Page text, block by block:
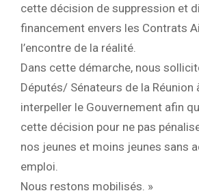
cette décision de suppression et
financement envers les Contrats
l’encontre de la réalité.
Dans cette démarche, nous
Députés/ Sénateurs de la Réunion
interpeller le Gouvernement afin
cette décision pour ne pas
nos jeunes et moins jeunes sans
emploi.
Nous restons mobilisés. »